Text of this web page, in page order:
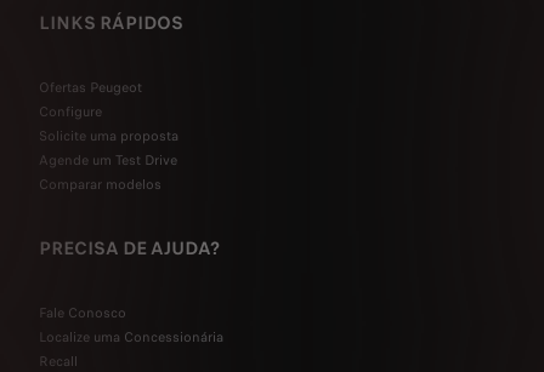
LINKS RÁPIDOS
Ofertas Peugeot
Configure
Solicite uma proposta
Agende um Test Drive
Comparar modelos
PRECISA DE AJUDA?
Fale Conosco
Localize uma Concessionária
Recall